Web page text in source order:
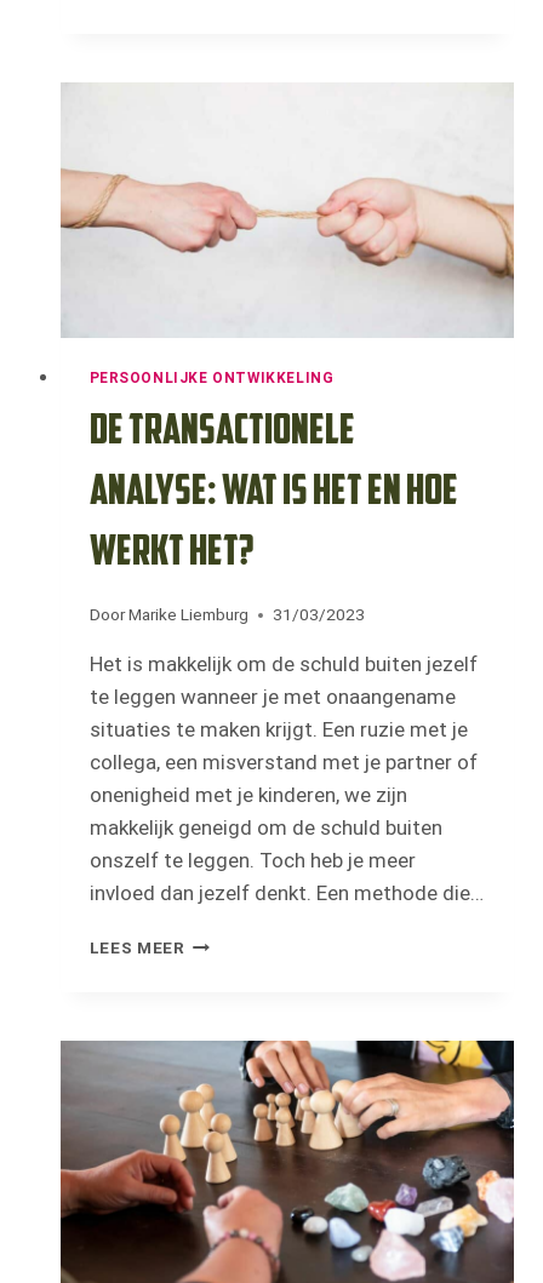
DE
REDDER
INVULLEN.
PERSOONLIJKE ONTWIKKELING
De transactionele
analyse: wat is het en hoe
werkt het?
Door Marike Liemburg 31/03/2023
Het is makkelijk om de schuld buiten jezelf
te leggen wanneer je met onaangename
situaties te maken krijgt. Een ruzie met je
collega, een misverstand met je partner of
onenigheid met je kinderen, we zijn
makkelijk geneigd om de schuld buiten
onszelf te leggen. Toch heb je meer
invloed dan jezelf denkt. Een methode die…
LEES MEER DE
IS
HET
EN
HOE
WERKT
HET?